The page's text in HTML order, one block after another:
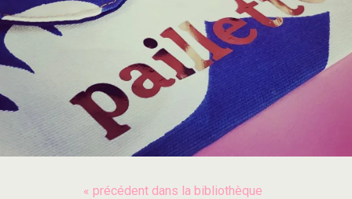
« précédent dans la bibliothèque